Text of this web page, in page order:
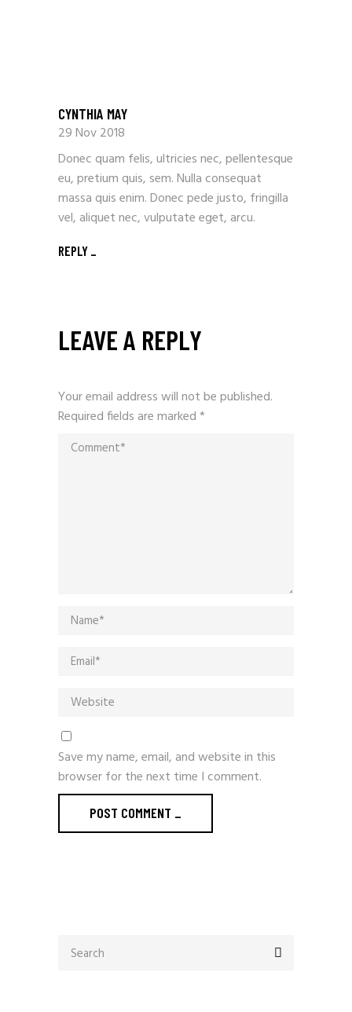
CYNTHIA MAY
29 Nov 2018
Donec quam felis, ultricies nec, pellentesque
eu, pretium quis, sem. Nulla consequat
massa quis enim. Donec pede justo, fringilla
vel, aliquet nec, vulputate eget, arcu.
REPLY
LEAVE A REPLY
Your email address will not be published.
Required fields are marked*
Save my name, email, and website in this
browser for the next time I comment.
POST COMMENT _